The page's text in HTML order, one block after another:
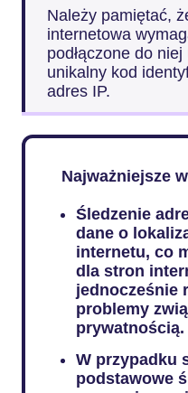
Należy pamiętać,
internetowa
podłączone do
unikalny kod
adres IP.
Najważniejsze
Śledzenie
dane o
internetu, co
dla stron
jednocześnie
problemy
prywatnością.
W przypadku
podstawowe